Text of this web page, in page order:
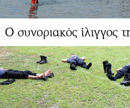
Ο συνοριακός ίλιγγος